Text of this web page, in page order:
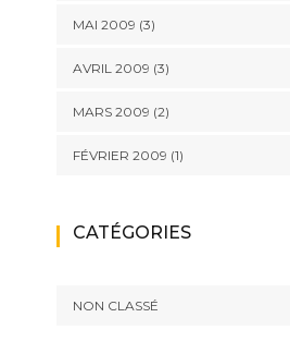
MAI 2009 (3)
AVRIL 2009 (3)
MARS 2009 (2)
FÉVRIER 2009 (1)
CATÉGORIES
NON CLASSÉ